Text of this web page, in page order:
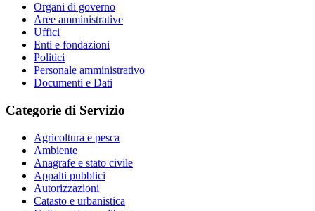
Organi di governo
Aree amministrative
Uffici
Enti e fondazioni
Politici
Personale amministrativo
Documenti e Dati
Categorie di Servizio
Agricoltura e pesca
Ambiente
Anagrafe e stato civile
Appalti pubblici
Autorizzazioni
Catasto e urbanistica